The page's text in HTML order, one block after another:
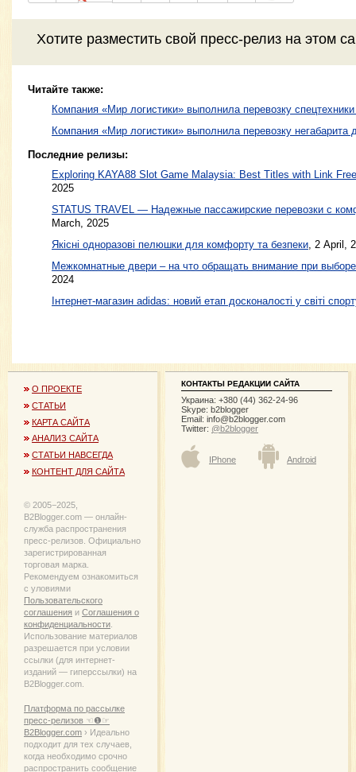
Хотите разместить свой пресс-релиз на этом
Читайте также:
Компания «Мир логистики» выполнила перевозку
Компания «Мир логистики» выполнила перевозку негабарита
Последние релизы:
Exploring KAYA88 Slot Game Malaysia: Best Titles with Link
2025
STATUS TRAVEL — Надежные пассажирские перевозки с
March, 2025
Якісні одноразові пелюшки для комфорту та безпеки , 2 April,
Межкомнатные двери – на что обращать внимание при
2024
Інтернет-магазин adidas: новий етап досконалості у світі
О ПРОЕКТЕ
СТАТЬИ
КАРТА САЙТА
АНАЛИЗ САЙТА
СТАТЬИ НАВСЕГДА
КОНТЕНТ ДЛЯ САЙТА
© 2005−2025,
B2Blogger.com — онлайн-
служба распространения
пресс-релизов. Официально
зарегистрированная
торговая марка.
Рекомендуем ознакомиться
с уловиями
Пользовательского
соглашения и Соглашения о
конфиденциальности
Использование материалов
разрешается при условии
ссылки (для интернет-
изданий — гиперссылки) на
B2Blogger.com.
Платформа по рассылке
пресс-релизов ☜❶☞
B2Blogger.com › Идеально
подходит для тех случаев,
когда необходимо срочно
распространить сообщение
КОНТАКТЫ РЕДАКЦИИ САЙТА
Украина: +380 (44) 362-24-96
Skype: b2blogger
Email: info@b2blogger.com
Twitter: @b2blogger
IPhone Android